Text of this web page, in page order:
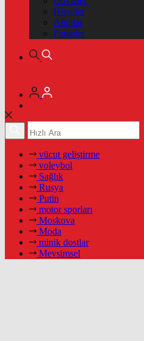
Hisseler
Altınlar
Pariteler
vücut geliştirme
voleybol
Sağlık
Rusya
Putin
motor sporları
Moskova
Moda
minik dostlar
Mevsimsel